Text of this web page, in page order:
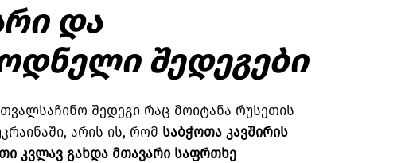
და
შედეგები
შედეგი რაც მოიტანა რუსეთის
არის ის, რომ საბჭოთა კავშირის
კვლავ გახდა მთავარი საფრთხე